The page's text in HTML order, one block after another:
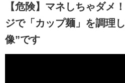
【危険】マネしちゃダ
ジで「カップ麺」を調理
像”です